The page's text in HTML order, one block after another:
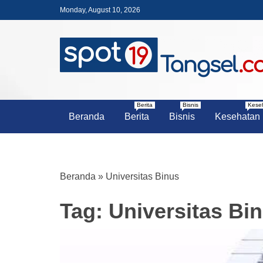
to
Monday, August 10, 2026
SPOT19
Beranda Berita
Berita
Bisnis
Bisnis
Kesehatan
Beranda » Universitas Binus
Tag: Universitas